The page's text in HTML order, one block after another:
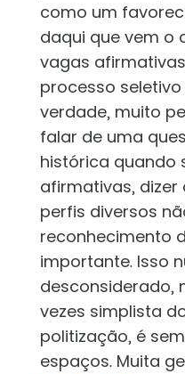
como um
daqui que vem o
vagas
processo
verdade, muito
falar de uma
histórica quando
afirmativas, dizer
perfis diversos
reconhecimento
importante. Isso
desconsiderado,
vezes simplista
politização, é
espaços. Muita